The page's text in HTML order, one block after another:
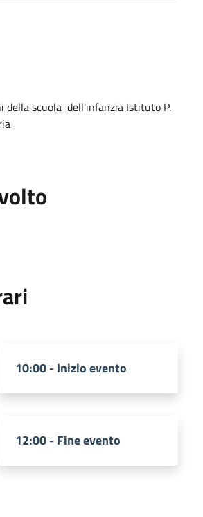
della scuola dell'infanzia Istituto P.
10:00 - Inizio evento
12:00 - Fine evento